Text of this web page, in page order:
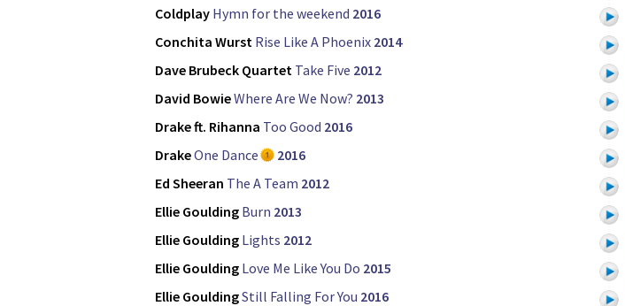
Coldplay Hymn for the weekend 2016
Conchita Wurst Rise Like A Phoenix 2014
Dave Brubeck Quartet Take Five 2012
David BowieWhere Are We Now? 2013
Drake ft. Rihanna Too Good 2016
DrakeOne Dance
2016
Ed Sheeran The A Team 2012
Ellie Goulding Burn 2013
Ellie Goulding Lights 2012
Ellie Goulding Love Me Like You Do 2015
Ellie GouldingStill Falling For You 2016